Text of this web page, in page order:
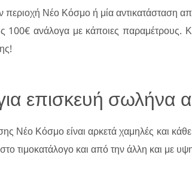
Νέο Κόσμο ή μία αντικατάσταση
100€ ανάλογα με κάποιες
επισκευή
Νέο Κόσμο είναι αρκετά χαμηλές και
τιμοκατάλογο και από την άλλη και με